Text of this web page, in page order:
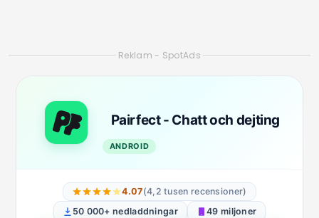
är ganska populärt i USA, men dess användarbas
i Brasilien växer varje dag. Appen använder ett
profiler med en hög grad av kompatibilitet.
I den meningen är plattformen idealisk för de
mer meningsfullt. Tanken är att erbjuda mer
kvalificerade matchningar, vilket sparar tid och